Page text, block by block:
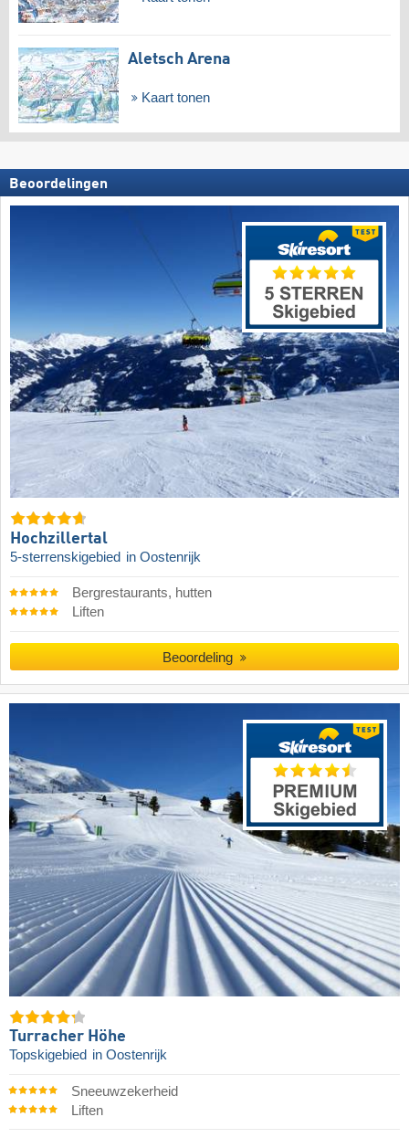
Aletsch Arena
Kaart tonen
Beoordelingen
Hochzillertal
5-sterrenskigebied in Oostenrijk
Bergrestaurants, hutten
Liften
Beoordeling
Turracher Höhe
Topskigebied in Oostenrijk
Sneeuwzekerheid
Liften